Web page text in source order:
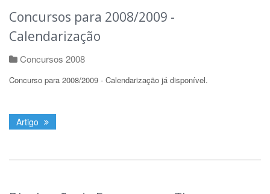
Concursos para 2008/2009 -
Calendarização
Concursos 2008
Concurso para 2008/2009 - Calendarização já disponível.
Artigo